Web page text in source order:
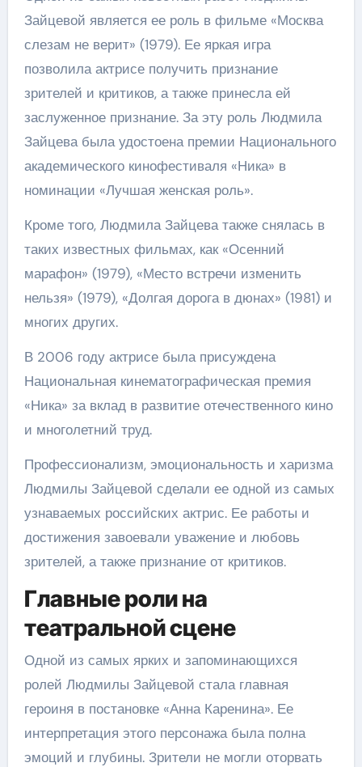
Зайцевой является ее роль в фильме «Москва
слезам не верит» (1979). Ее яркая игра
позволила актрисе получить признание
зрителей и критиков, а также принесла ей
заслуженное признание. За эту роль Людмила
Зайцева была удостоена премии Национального
академического кинофестиваля «Ника» в
номинации «Лучшая женская роль».
Кроме того, Людмила Зайцева также снялась в
таких известных фильмах, как «Осенний
марафон» (1979), «Место встречи изменить
нельзя» (1979), «Долгая дорога в дюнах» (1981) и
многих других.
В 2006 году актрисе была присуждена
Национальная кинематографическая премия
«Ника» за вклад в развитие отечественного кино
и многолетний труд.
Профессионализм, эмоциональность и харизма
Людмилы Зайцевой сделали ее одной из самых
узнаваемых российских актрис. Ее работы и
достижения завоевали уважение и любовь
зрителей, а также признание от критиков.
Главные роли на
театральной сцене
Одной из самых ярких и запоминающихся
ролей Людмилы Зайцевой стала главная
героиня в постановке «Анна Каренина». Ее
интерпретация этого персонажа была полна
эмоций и глубины. Зрители не могли оторвать